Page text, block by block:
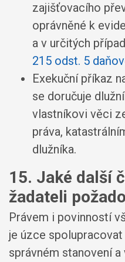
zajišťovacího
oprávněné k
a v určitých
215 odst. 5
Exekuční příkaz
se doručuje
vlastníkovi věci
práva,
dlužníka.
15. Jaké další
žadateli
Právem i povinností
je úzce
správném stanovení